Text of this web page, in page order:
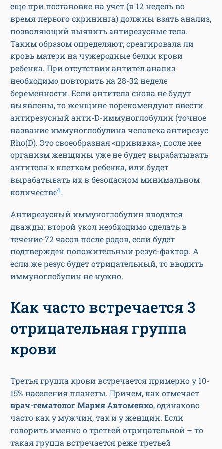
еще при постановке на учет (в 12 недель во
время первого скрининга) должны взять анализ,
позволяющий выявить антирезусные тела.
Таким образом определяют, среагировала ли
кровь матери на чужеродные белки крови
ребенка. При отсутствии антител анализ
необходимо повторить на 28-32 неделе
беременности. Если антитела снова не будут
выявлены, то женщине порекомендуют ввести
антирезусный анти-D-иммуноглобулин (точное
название иммуноглобулина человека антирезус
Rho(D). Это своеобразная «прививка», после нее
организм женщины уже не будет вырабатывать
антитела к клеткам ребенка, или будет
вырабатывать их в безопасном минимальном
количестве4.
Антирезусный иммуноглобулин вводится
дважды: второй укол необходимо сделать в
течение 72 часов после родов, если будет
подтвержден положительный резус-фактор. А
если же резус будет отрицательный, то вводить
иммуноглобулин не нужно.
Как часто встречается 3
отрицательная группа
крови
Третья группа крови встречается примерно у 10-
15% населения планеты. Причем, как отмечает
врач-гематолог Мария Автоменко, одинаково
часто как у мужчин, так и у женщин. Если
говорить именно о третьей отрицательной – то
такая группа встречается реже третьей